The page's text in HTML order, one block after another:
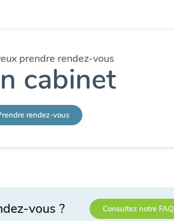
prendre rendez-vous
cabinet
rendez-vous
vous ? Consultez notre FAQ